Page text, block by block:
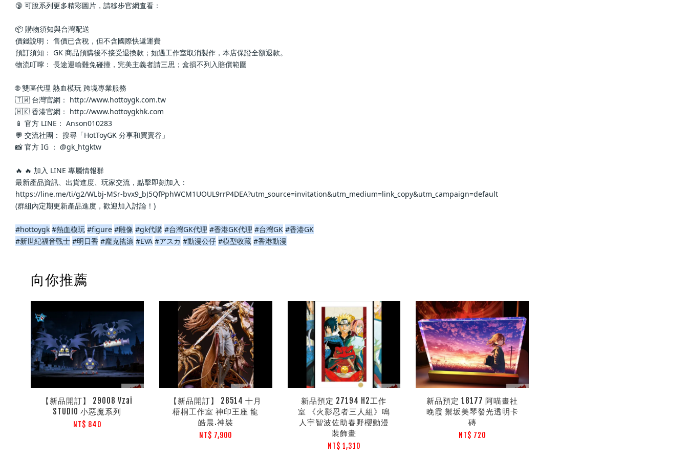
🔞 可脫系列更多精彩圖片，請移步官網查看：
📦 購物須知與台灣配送
價錢說明： 售價已含稅，但不含國際快遞運費
預訂須知： GK 商品預購後不接受退換款；如遇工作室取消製作，本店保證全額退款。
物流叮嚀： 長途運輸難免碰撞，完美主義者請三思；盒損不列入賠償範圍
🌐 雙區代理 熱血模玩 跨境專業服務
🇹🇼 台灣官網： http://www.hottoygk.com.tw
🇭🇰 香港官網： http://www.hottoygkhk.com
📱 官方 LINE： Anson010283
💬 交流社團： 搜尋「HotToyGK 分享和買賣谷」
📸 官方 IG ： @gk_htgktw
🔥 🔥 加入 LINE 專屬情報群
最新產品資訊、出貨進度、玩家交流，點擊即刻加入：
https://line.me/ti/g2/WLbj-MSr-bvx9_bJ5QfPphWCM1UOUL9rrP4DEA?utm_source=invitation&utm_medium=link_copy&utm_campaign=default
(群組內定期更新產品進度，歡迎加入討論！)
#hottoygk #熱血模玩 #figure #雕像 #gk代購 #台灣GK代理 #香港GK代理 #台灣GK #香港GK
#新世紀福音戰士 #明日香 #龐克搖滾 #EVA #アスカ #動漫公仔 #模型收藏 #香港動漫
向你推薦
【新品開訂】 29008 Vzai
STUDIO 小惡魔系列
NT$ 840
【新品開訂】 28514 十月
梧桐工作室 神印王座 龍
皓晨.神裝
NT$ 7,900
新品預定 27194 H2工作
室 《火影忍者三人組》鳴
人宇智波佐助春野櫻動漫
裝飾畫
NT$ 1,310
新品預定 18177 阿喵畫社
晚霞 禦坂美琴發光透明卡
磚
NT$ 720